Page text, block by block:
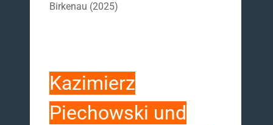
Birkenau (2025)
Kazimierz
Piechowski und